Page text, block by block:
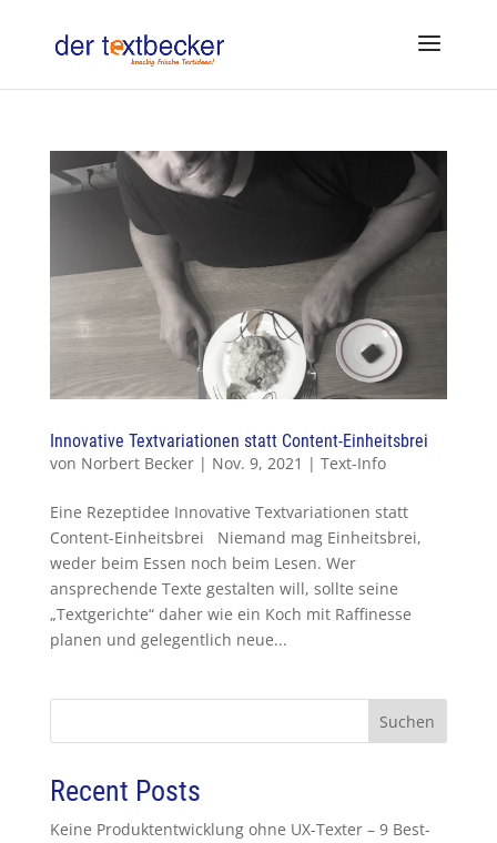
Innovative Textvariationen statt Content-Einheitsbrei
von Norbert Becker| Nov. 9, 2021 | Text-Info
Eine Rezeptidee Innovative Textvariationen statt
Content-Einheitsbrei Niemand mag Einheitsbrei,
weder beim Essen noch beim Lesen. Wer
ansprechende Texte gestalten will, sollte seine
„Textgerichte“ daher wie ein Koch mit Raffinesse
planen und gelegentlich neue...
Suchen
Recent Posts
Keine Produktentwicklung ohne UX-Texter – 9 Best-